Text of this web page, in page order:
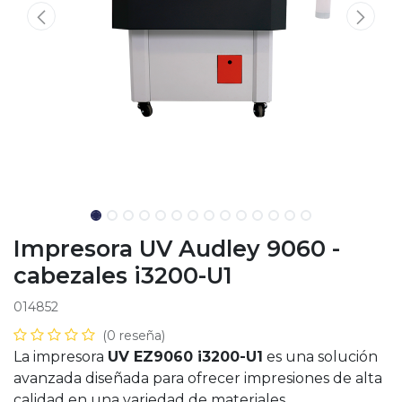
Impresora UV Audley 9060 -
cabezales i3200-U1
014852
(0 reseña)
La impresora UV EZ9060 i3200-U1 es una solución
avanzada diseñada para ofrecer impresiones de alta